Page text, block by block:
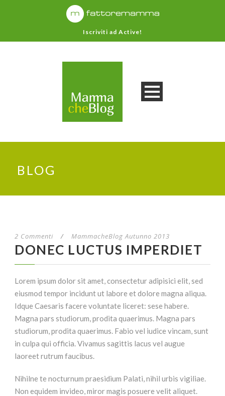
Iscriviti ad Active!
BLOG
2 Commenti / MammacheBlog Autunno 2013
DONEC LUCTUS IMPERDIET
Lorem ipsum dolor sit amet, consectetur adipisici elit, sed
eiusmod tempor incidunt ut labore et dolore magna aliqua.
Idque Caesaris facere voluntate liceret: sese habere.
Magna pars studiorum, prodita quaerimus. Magna pars
studiorum, prodita quaerimus. Fabio vel iudice vincam, sunt
in culpa qui officia. Vivamus sagittis lacus vel augue
laoreet rutrum faucibus.
Nihilne te nocturnum praesidium Palati, nihil urbis vigiliae.
Non equidem invideo, miror magis posuere velit aliquet.